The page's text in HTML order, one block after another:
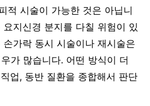
적 시술이 가능한 것은 아닙니
지신경 분지를 다칠 위험이 있
가락 동시 시술이나 재시술은
가 많습니다. 어떤 방식이 더
업, 동반 질환을 종합해서 판단